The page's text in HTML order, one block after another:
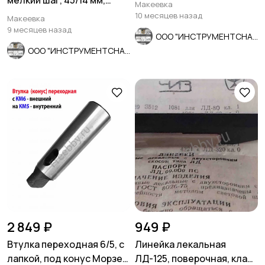
ГОСТ 7740-71.
Макеевка
9 месяцев назад
Макеевка
10 месяцев назад
2 849 ₽
Втулка переходная 6/5, с
лапкой, под конус Морзе,
949 ₽
Линейка лекальная
ЛД-125, поверочная, класс